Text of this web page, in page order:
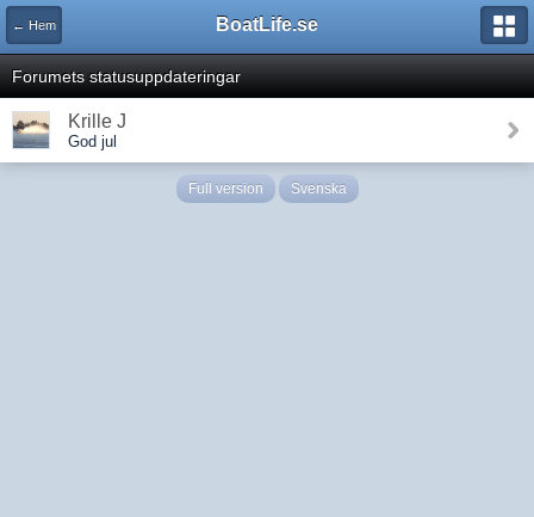
← Hem BoatLife.se
Forumets statusuppdateringar
Krille J
God jul
Full version Svenska